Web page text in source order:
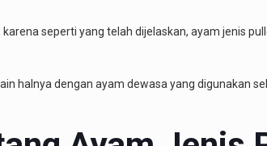
seperti yang telah dijelaskan, ayam jenis
halnya dengan ayam dewasa yang digunakan